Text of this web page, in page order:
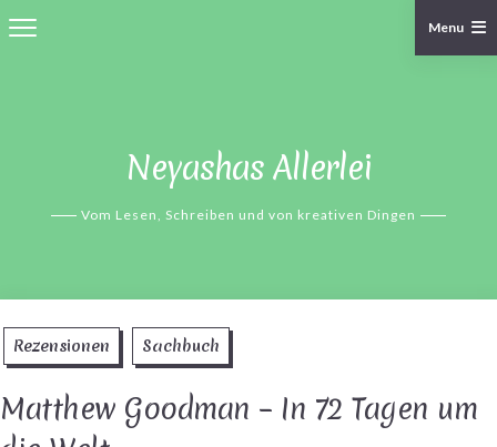
Neyashas Allerlei
Vom Lesen, Schreiben und von kreativen Dingen
Menu
Rezensionen Sachbuch
Matthew Goodman – In 72 Tagen um